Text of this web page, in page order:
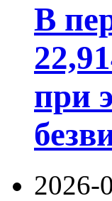
В
при
2026-